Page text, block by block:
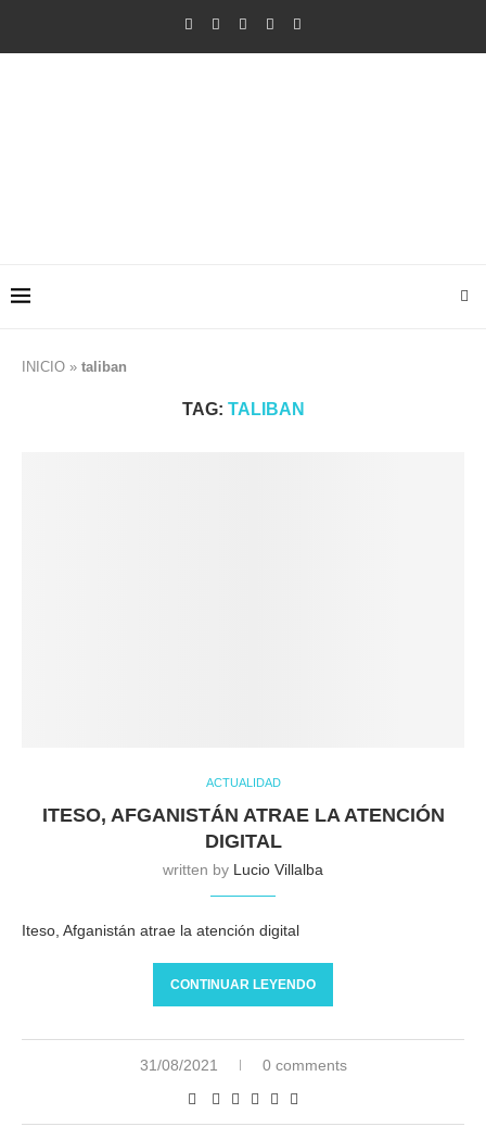
INICIO » taliban
TAG: TALIBAN
ACTUALIDAD
ITESO, AFGANISTÁN ATRAE LA ATENCIÓN
DIGITAL
written by Lucio Villalba
Iteso, Afganistán atrae la atención digital
CONTINUAR LEYENDO
31/08/2021 0 comments